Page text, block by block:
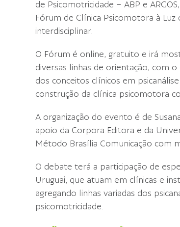
de Psicomotricidade – ABP e
Fórum de Clínica Psicomotora à
interdisciplinar.
O Fórum é online, gratuito e irá
diversas linhas de orientação, com
dos conceitos clínicos em
construção da clínica psicomotora
A organização do evento é de
apoio da Corpora Editora e da
Método Brasília Comunicação com
O debate terá a participação de
Uruguai, que atuam em clínicas e
agregando linhas variadas dos
psicomotricidade.